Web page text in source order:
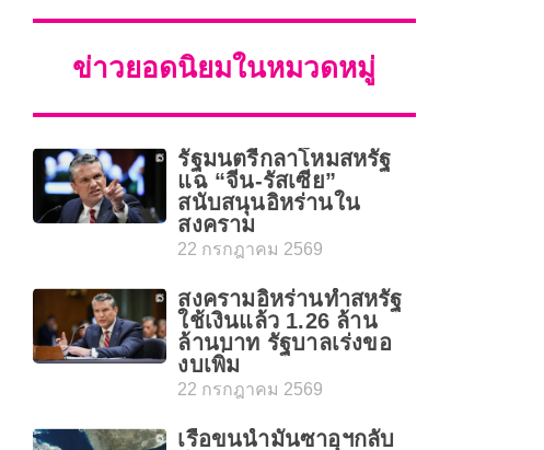
ข่าวยอดนิยมในหมวดหมู่
รัฐมนตรีกลาโหมสหรัฐ
แฉ “จีน-รัสเซีย”
สนับสนุนอิหร่านใน
สงคราม
22 กรกฎาคม 2569
สงครามอิหร่านทำสหรัฐ
ใช้เงินแล้ว 1.26 ล้าน
ล้านบาท รัฐบาลเร่งขอ
งบเพิ่ม
22 กรกฎาคม 2569
เรือขนน้ำมันซาอุฯกลับ